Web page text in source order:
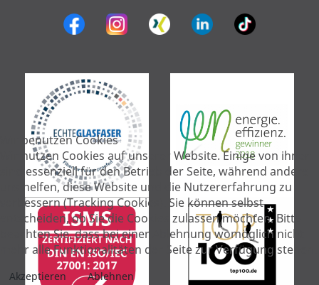
Wir benutzen Cookies
Wir nutzen Cookies auf unserer Website. Einige von ihnen
sind essenziell für den Betrieb der Seite, während andere
uns helfen, diese Website und die Nutzererfahrung zu
verbessern (Tracking Cookies). Sie können selbst
entscheiden, ob Sie die Cookies zulassen möchten. Bitte
beachten Sie, dass bei einer Ablehnung womöglich nicht
mehr alle Funktionalitäten der Seite zur Verfügung stehen.
Akzeptieren Ablehnen